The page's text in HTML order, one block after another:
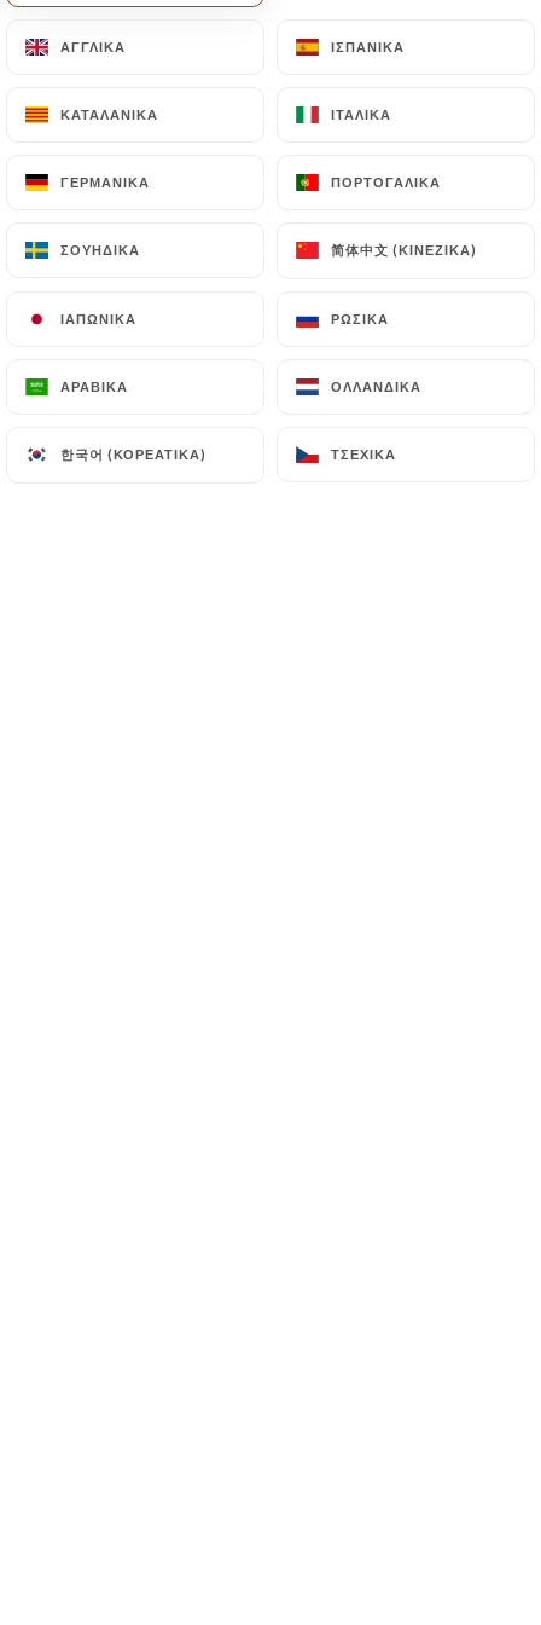
ΜΕΝΟΎ
ΑΓΓΛΙΚΆ ΙΣΠΑΝΙΚΆ
ΚΑΤΑΛΑΝΙΚΆ ΙΤΑΛΙΚΆ
ΓΕΡΜΑΝΙΚΆ ΠΟΡΤΟΓΑΛΙΚΆ
ΣΟΥΗΔΙΚΆ 简体中文 (ΚΙΝΈΖΙΚΑ)
ΙΑΠΩΝΙΚΆ ΡΩΣΙΚΆ
ΑΡΑΒΙΚΆ ΟΛΛΑΝΔΙΚΆ
한국어 (ΚΟΡΕΆΤΙΚΑ) ΤΣΈΧΙΚΑ
Φωτογραφίες
ΑΓΓΛΙΚΆ ΙΣΠΑΝΙΚΆ
ΚΑΤΑΛΑΝΙΚΆ ΙΤΑΛΙΚΆ
ΓΕΡΜΑΝΙΚΆ ΠΟΡΤΟΓΑΛΙΚΆ
ΣΟΥΗΔΙΚΆ 简体中文 (ΚΙΝΈΖΙΚΑ)
ΙΑΠΩΝΙΚΆ ΡΩΣΙΚΆ
ΑΡΑΒΙΚΆ ΟΛΛΑΝΔΙΚΆ
한국어 (ΚΟΡΕΆΤΙΚΑ) ΤΣΈΧΙΚΑ